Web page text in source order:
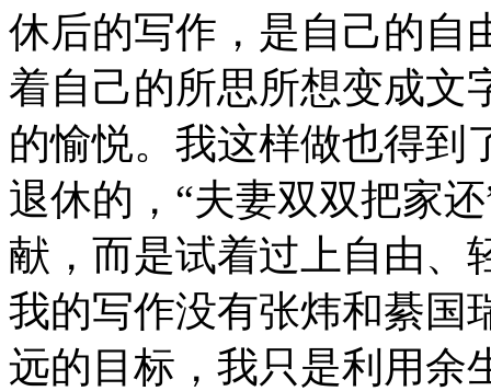
休后的写作，是自己的自
着自己的所思所想变成文
的愉悦。我这样做也得到
退休的，“夫妻双双把家
献，而是试着过上自由、
我的写作没有张炜和綦国
远的目标，我只是利用余